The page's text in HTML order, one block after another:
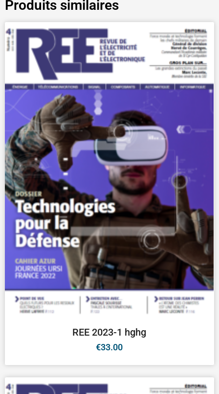
Produits similaires
REE 2023-1 hghg
€33.00